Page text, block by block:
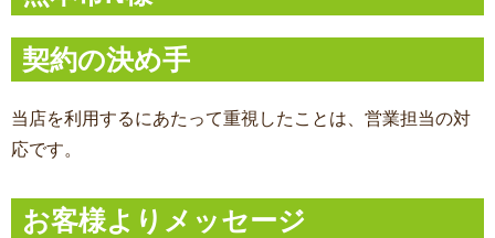
契約の決め手
当店を利用するにあたって重視したことは、営業担当の対
応です。
お客様よりメッセージ